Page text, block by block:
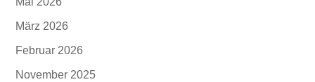
März 2026
Februar 2026
November 2025